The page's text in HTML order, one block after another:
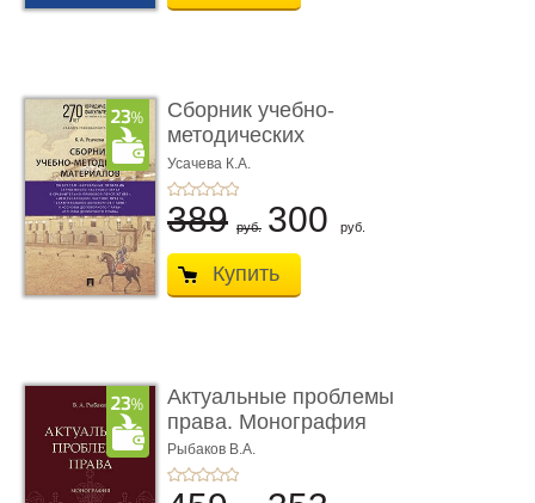
Сборник учебно-
методических
материалов по кур ...
Усачева К.А.
389 руб. 300 руб.
Купить
Актуальные проблемы
права. Монография
Рыбаков В.А.